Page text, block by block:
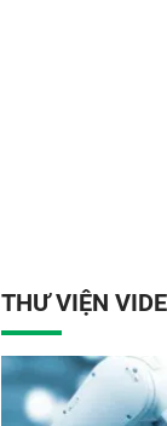
THƯ VIỆN